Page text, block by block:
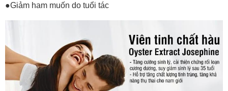
●Giảm ham muốn do tuổi tác